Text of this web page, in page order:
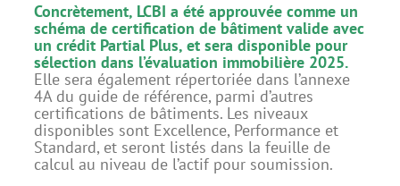
Concrètement, LCBI a été approuvée comme un
schéma de certification de bâtiment valide avec
un crédit Partial Plus, et sera disponible pour
sélection dans l’évaluation immobilière 2025.
Elle sera également répertoriée dans l’annexe
4A du guide de référence, parmi d’autres
certifications de bâtiments. Les niveaux
disponibles sont Excellence, Performance et
Standard, et seront listés dans la feuille de
calcul au niveau de l’actif pour soumission.